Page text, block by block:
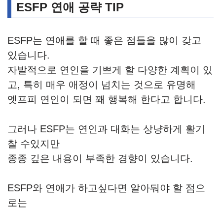
ESFP 연애 공략 TIP
ESFP는 연애를 할 때 좋은 점들을 많이 갖고
있습니다.
자발적으로 연인을 기쁘게 할 다양한 계획이 있
고, 특히 매우 애정이 넘치는 것으로 유명해
엣프피 연인이 되면 꽤 행복해 한다고 합니다.
그러나 ESFP는 연인과 대화는 상냥하게 활기
찰 수있지만
종종 깊은 내용이 부족한 경향이 있습니다.
ESFP와 연애가 하고싶다면 알아둬야 할 점으
로는